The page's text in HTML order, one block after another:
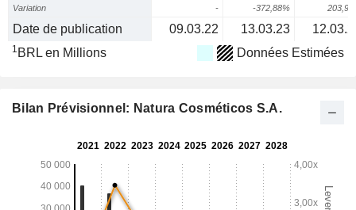
Variation - -372,88%
Date de publication 09.03.22 13.03.23
1 BRL en Millions Données Estimées
Bilan Prévisionnel: Natura Cosméticos S.A.